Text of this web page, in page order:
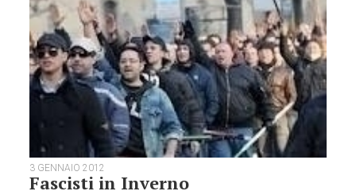
3 GENNAIO 2012
Fascisti in Inverno